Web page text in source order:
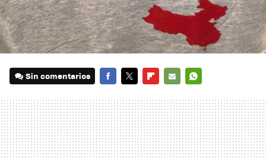
Sin comentarios
MAIL